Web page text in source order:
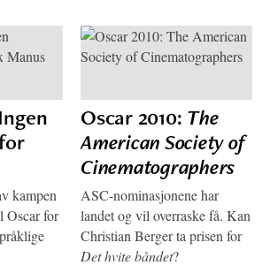
kampen
Oscar for
Oscar 2010: The
American Society of
Cinematographers
ASC-nominasjonene har
landet og vil overraske få. Kan
Christian Berger ta prisen for
Det hvite båndet?